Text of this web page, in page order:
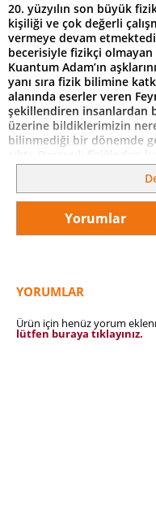
20. yüzyılın son büyük
kişiliği ve çok değerli
vermeye devam
becerisiyle fizikçi
Kuantum Adam’ın
yanı sıra fizik bilimine
alanında eserler veren
şekillendiren insanlardan
üzerine bildiklerimizin
bilinmediği bir dönemde
çıktı. Parçacık fiziğinden
kuantum
“Hayat dolu ve çekici bir
biyografisi.”
- Steven Pinker,
“Feynman biyografilerine
-Kirkus Reviews
okumanız gereken bir
Yorumlar
YORUMLAR
Ürün için henüz yorum
lütfen buraya tıklayınız.